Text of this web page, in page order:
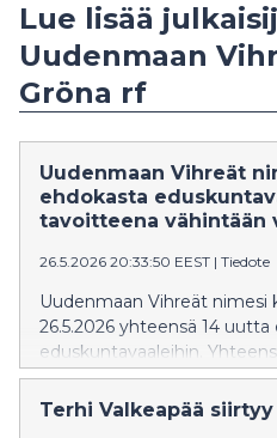
Lue lisää
Uudenmaan
Gröna rf
Uudenmaan Vihreät
ehdokasta
tavoitteena vähintään
26.5.2026 20:33:50 EEST | Tiedote
Uudenmaan Vihreät nimesi
26.5.2026 yhteensä 14
eduskuntavaaleihin.
ehdokasta, ja tavoitteena
kansanedustajan paikkaa.
Terhi Valkeapää